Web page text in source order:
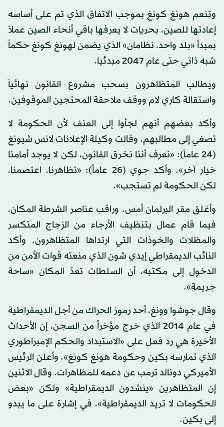
وتنعم هونغ كونغ بموجب الاتفاق الذي تم على أساسه
إعادتها للصين، بحريات لا يعرفها باقي أنحاء الصين عملاً
بمبدأ «بلد واحد، نظامان» الذي يضمن لهونغ كونغ حكماً
شبه ذاتي حتى عام 2047 مبدئيا.
ويطالب المتظاهرون بسحب مشروع القانون نهائياً
واستقالة كاري لام ووقف ملاحقة المحتجين الموقوفين.
وأكد بعضهم أنهم لجأوا إلى العنف لأن الحكومة لا
تصغي إلى مطالبهم. وقالت وكيلة الإعلانات لانس شيونغ
(24 عاماً): «نعرف أننا نخرق القانون، لكن لا يوجد أمامنا
خيار آخر». وأكد جوي (26 عاماً): «تظاهرنا، اعتصمنا،
لكن الحكومة لم تستجب».
وأغلق مقر البرلمان أمس. وراقب عناصر الشرطة المكان،
فيما قام عمال بتنظيف الأرجاء من الزجاج المتكسر
والمظلات والخوذات التي ارتداها المتظاهرون. وأكد
النائب الديمقراطي إيدي شون الذي منعته قوات الأمن من
الدخول إلى مكتبه، أن السلطات تعدّ المكان «ساحة
جريمة».
وقال جوشوا وونغ، أحد رموز الحراك من أجل الديمقراطية
في عام 2014 الذي خرج مؤخراً من السجن، إن الأحداث
الأخيرة هي رد فعل على «الاستبداد والحكم الإمبراطوري
الذي تمارسه بكين وحكومة هونغ كونغ». وأعلن الرئيس
الأميركي دونالد ترمب عن دعمه للمظاهرات. وقال الاثنين
إن المتظاهرين «ينشدون الديمقراطية» ولكن «بعض
الحكومات لا تريد الديمقراطية»، في إشارة على ما يبدو
إلى بكين.